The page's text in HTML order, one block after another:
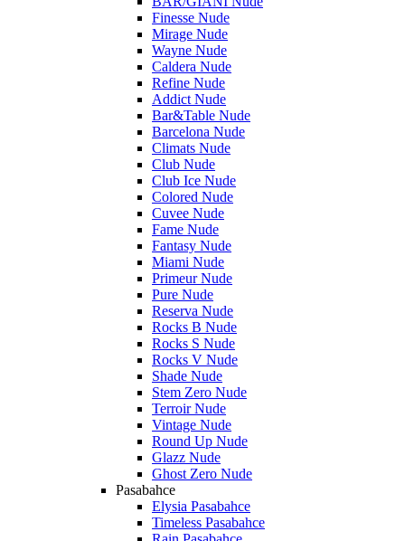
Finesse Nude
Mirage Nude
Wayne Nude
Caldera Nude
Refine Nude
Addict Nude
Bar&Table Nude
Barcelona Nude
Climats Nude
Club Nude
Club Ice Nude
Colored Nude
Cuvee Nude
Fame Nude
Fantasy Nude
Miami Nude
Primeur Nude
Pure Nude
Reserva Nude
Rocks B Nude
Rocks S Nude
Rocks V Nude
Shade Nude
Stem Zero Nude
Terroir Nude
Vintage Nude
Round Up Nude
Glazz Nude
Ghost Zero Nude
Pasabahce
Elysia Pasabahce
Timeless Pasabahce